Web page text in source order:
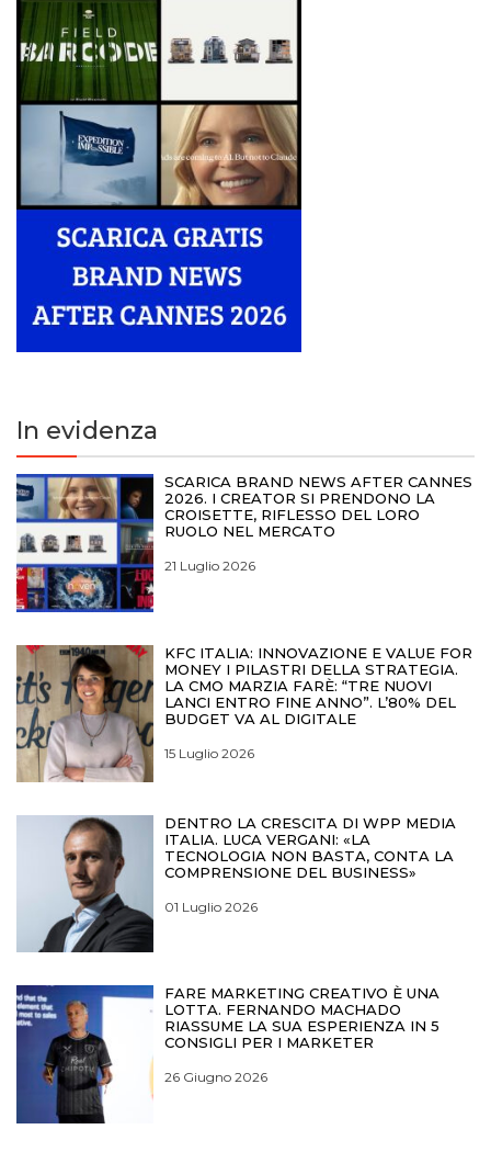
In evidenza
SCARICA BRAND NEWS AFTER CANNES
2026. I CREATOR SI PRENDONO LA
CROISETTE, RIFLESSO DEL LORO
RUOLO NEL MERCATO
21 Luglio 2026
KFC ITALIA: INNOVAZIONE E VALUE FOR
MONEY I PILASTRI DELLA STRATEGIA.
LA CMO MARZIA FARÈ: “TRE NUOVI
LANCI ENTRO FINE ANNO”. L’80% DEL
BUDGET VA AL DIGITALE
15 Luglio 2026
DENTRO LA CRESCITA DI WPP MEDIA
ITALIA. LUCA VERGANI: «LA
TECNOLOGIA NON BASTA, CONTA LA
COMPRENSIONE DEL BUSINESS»
01 Luglio 2026
FARE MARKETING CREATIVO È UNA
LOTTA. FERNANDO MACHADO
RIASSUME LA SUA ESPERIENZA IN 5
CONSIGLI PER I MARKETER
26 Giugno 2026